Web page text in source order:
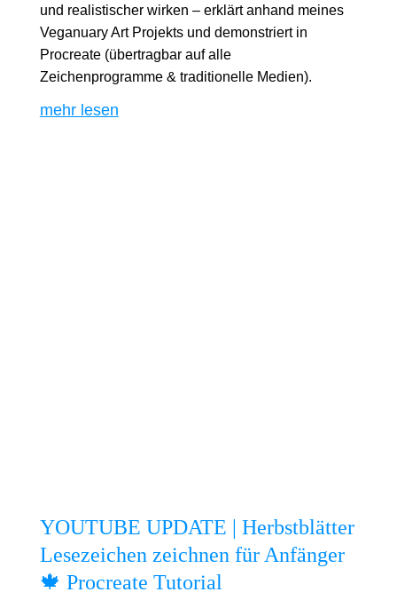
und realistischer wirken – erklärt anhand meines
Veganuary Art Projekts und demonstriert in
Procreate (übertragbar auf alle
Zeichenprogramme & traditionelle Medien).
mehr lesen
YOUTUBE UPDATE | Herbstblätter
Lesezeichen zeichnen für Anfänger
🍁 Procreate Tutorial